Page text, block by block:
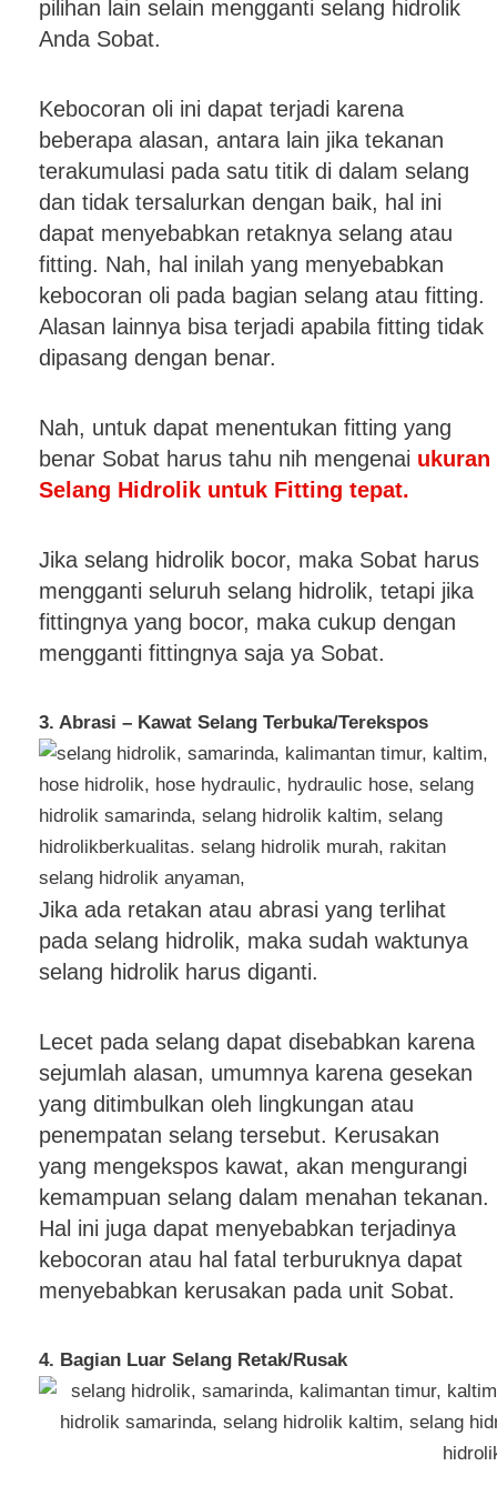
pilihan lain selain mengganti selang hidrolik
Anda Sobat.
Kebocoran oli ini dapat terjadi karena
beberapa alasan, antara lain jika tekanan
terakumulasi pada satu titik di dalam selang
dan tidak tersalurkan dengan baik, hal ini
dapat menyebabkan retaknya selang atau
fitting. Nah, hal inilah yang menyebabkan
kebocoran oli pada bagian selang atau fitting.
Alasan lainnya bisa terjadi apabila fitting tidak
dipasang dengan benar.
Nah, untuk dapat menentukan fitting yang
benar Sobat harus tahu nih mengenai ukuran
Selang Hidrolik untuk Fitting tepat.
Jika selang hidrolik bocor, maka Sobat harus
mengganti seluruh selang hidrolik, tetapi jika
fittingnya yang bocor, maka cukup dengan
mengganti fittingnya saja ya Sobat.
3. Abrasi – Kawat Selang Terbuka/Terekspos
Jika ada retakan atau abrasi yang terlihat
pada selang hidrolik, maka sudah waktunya
selang hidrolik harus diganti.
Lecet pada selang dapat disebabkan karena
sejumlah alasan, umumnya karena gesekan
yang ditimbulkan oleh lingkungan atau
penempatan selang tersebut. Kerusakan
yang mengekspos kawat, akan mengurangi
kemampuan selang dalam menahan tekanan.
Hal ini juga dapat menyebabkan terjadinya
kebocoran atau hal fatal terburuknya dapat
menyebabkan kerusakan pada unit Sobat.
4. Bagian Luar Selang Retak/Rusak